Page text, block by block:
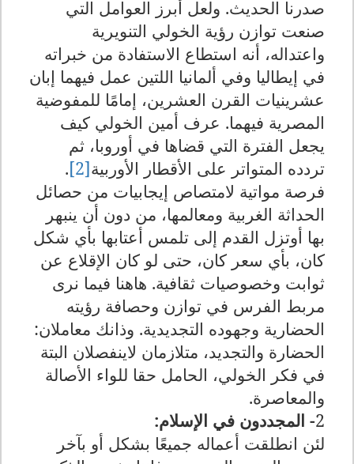
صدرنا الحديث. ولعل أبرز العوامل التي
صنعت توازن رؤية الخولي التنويرية
واعتداله، أنه استطاع الاستفادة من خبراته
في إيطاليا وفي ألمانيا اللتين عمل فيهما إبان
عشرينيات القرن العشرين، إمامًا للمفوضية
المصرية فيهما. عرف أمين الخولي كيف
يجعل الفترة التي قضاها في أوروبا، ثم
تردده المتواتر على الأقطار الأوربية
.[2]
فرصة مواتية لامتصاص إيجابيات من حصائل
الحداثة الغربية ومعالمها، من دون أن ينبهر
بها أوتزل القدم إلى تلمس أعتابها بأي شكل
كان، بأي سعر كان، حتى لو كان الإقلاع عن
ثوابت وخصوصيات ثقافية. هاهنا فيما نرى
مربط الفرس في توازن وحصافة رؤيته
الحضارية وجهوده التجديدية. وذانك معاملان:
الحضارة والتجديد، متلازمان لاينفصلان البتة
في فكر الخولي، الحامل حقا للواء الأصالة
والمعاصرة.
2- المجددون في الإسلام:
لئن انطلقت أعماله جميعًا بشكل أو بآخر